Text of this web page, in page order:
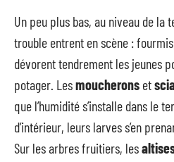
Un peu plus bas, au niveau de la
trouble entrent en scène :
dévorent tendrement les jeunes
potager. Lesmoucherons et
que l’humidité s’installe dans le
d’intérieur, leurs larves s’en
Sur les arbres fruitiers, les